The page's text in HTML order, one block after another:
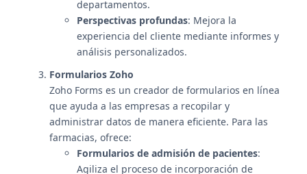
departamentos.
Perspectivas profundas: Mejora la
experiencia del cliente mediante informes y
análisis personalizados.
Formularios Zoho
Zoho Forms es un creador de formularios en línea
que ayuda a las empresas a recopilar y
administrar datos de manera eficiente. Para las
farmacias, ofrece:
Formularios de admisión de pacientes:
Agiliza el proceso de incorporación de